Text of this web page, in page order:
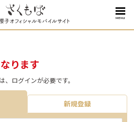
MENU
ります
、ログインが必要です。
新規登録